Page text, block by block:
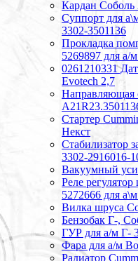
Кардан Соболь
Суппорт для
3302-3501136
Прокладка
5269897 для а/
0261210331
Evotech 2,7
Направляющая
Стартер
Некст
Стабилизатор
3302-2916016-
Вакуумный
Реле
5272666 для
Вилка шруса
Бензобак Г-,
ГУР для а/м Г-
Фара для а/м
Радиатор